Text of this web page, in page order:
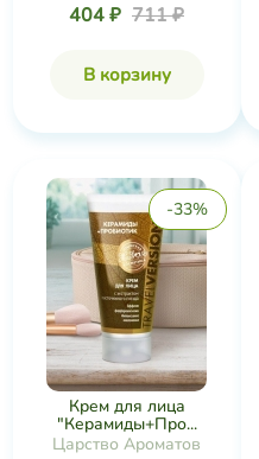
404 ₽ 711 ₽
В корзину
-33%
Крем для лица
"Керамиды+Про...
Царство Ароматов